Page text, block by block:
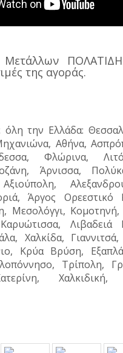
Μετάλλων
της αγοράς.
την Ελλάδα:
Αθήνα,
Φλώρινα,
Άρνισσα,
Άργος Ορεεστικό
Μεσολόγγι,
Λιβαδειά
Χαλκίδα,
Κρύα Βρύση,
Τρίπολη,
Χαλκιδική,